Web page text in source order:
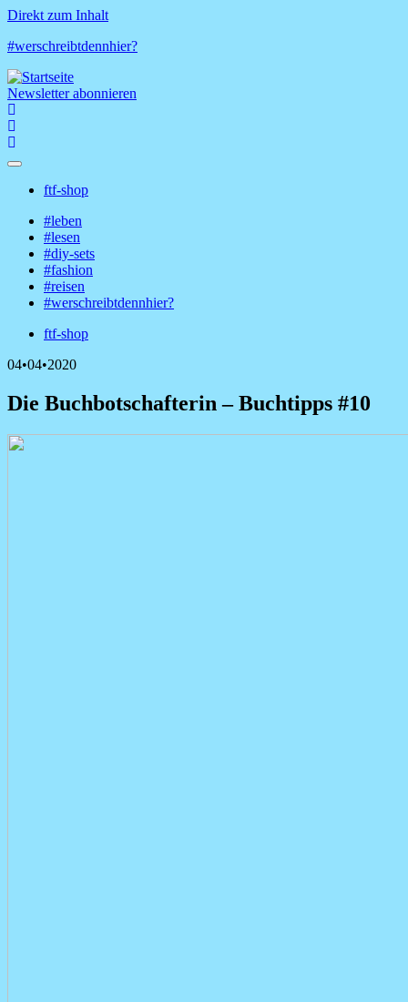
Direkt zum Inhalt
#werschreibtdennhier?
Newsletter abonnieren
Menü
ftf-shop
Hauptnavigation
#leben
#lesen
#diy-sets
#fashion
#reisen
#werschreibtdennhier?
Menü
ftf-shop
04•04•2020
Die Buchbotschafterin – Buchtipps #10